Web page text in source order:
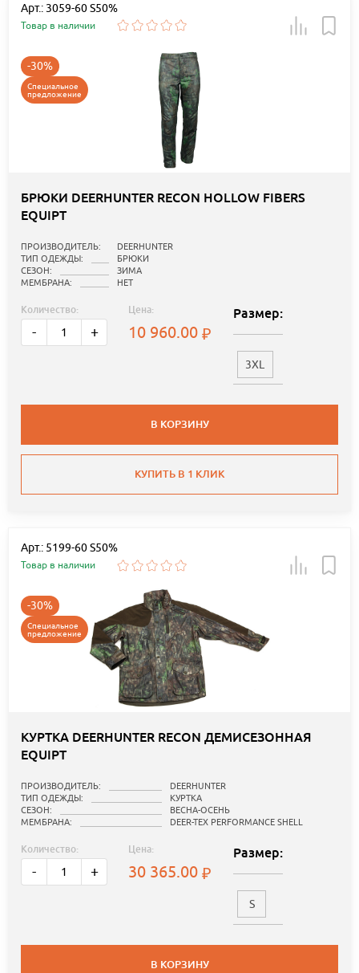
Арт.: 3059-60 S50%
Товар в наличии
-30%
Специальное
предложение
БРЮКИ DEERHUNTER RECON HOLLOW FIBERS
EQUIPT
ПРОИЗВОДИТЕЛЬ:
DEERHUNTER
ТИП ОДЕЖДЫ:
БРЮКИ
СЕЗОН:
ЗИМА
МЕМБРАНА:
НЕТ
Количество:
- +
Цена:
10 960.00
Размер:
3XL
В КОРЗИНУ
КУПИТЬ В 1 КЛИК
Арт.: 5199-60 S50%
Товар в наличии
-30%
Специальное
предложение
КУРТКА DEERHUNTER RECON ДЕМИСЕЗОННАЯ
EQUIPT
ПРОИЗВОДИТЕЛЬ:
DEERHUNTER
ТИП ОДЕЖДЫ:
КУРТКА
СЕЗОН:
ВЕСНА-ОСЕНЬ
МЕМБРАНА:
DEER-TEX PERFORMANCE SHELL
Количество:
- +
Цена:
30 365.00
Размер:
S
В КОРЗИНУ